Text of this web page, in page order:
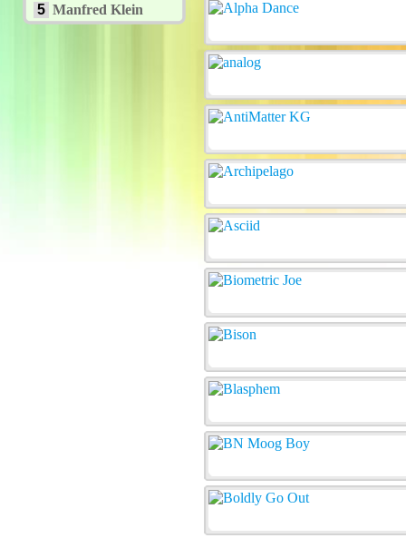
5 Manfred Klein